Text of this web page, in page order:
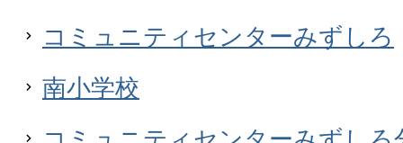
コミュニティセンターみずしろ
南小学校